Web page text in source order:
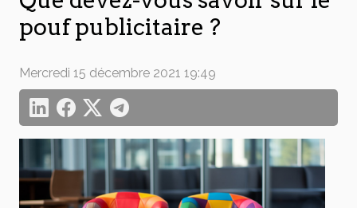
pouf publicitaire ?
Mercredi 15 décembre 2021 19:49